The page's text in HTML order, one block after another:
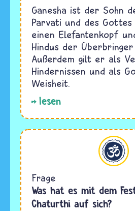
Ganesha ist der Sohn
Parvati und des Gottes
einen Elefantenkopf
Hindus der Überbringer
Außerdem gilt er als
Hindernissen und als
Weisheit.
lesen
Hinduismus
Frage
Was hat es mit dem
Chaturthi auf sich?